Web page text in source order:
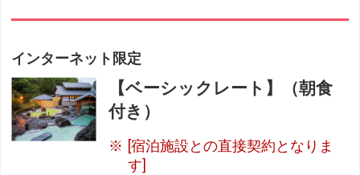
インターネット限定
【ベーシックレート】（朝食
付き）
[宿泊施設との直接契約となりま
す]